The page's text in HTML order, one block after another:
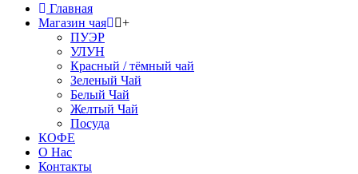
Главная
Магазин чая
+
ПУЭР
УЛУН
Красный / тёмный чай
Зеленый Чай
Белый Чай
Желтый Чай
Посуда
КОФЕ
О Нас
Контакты